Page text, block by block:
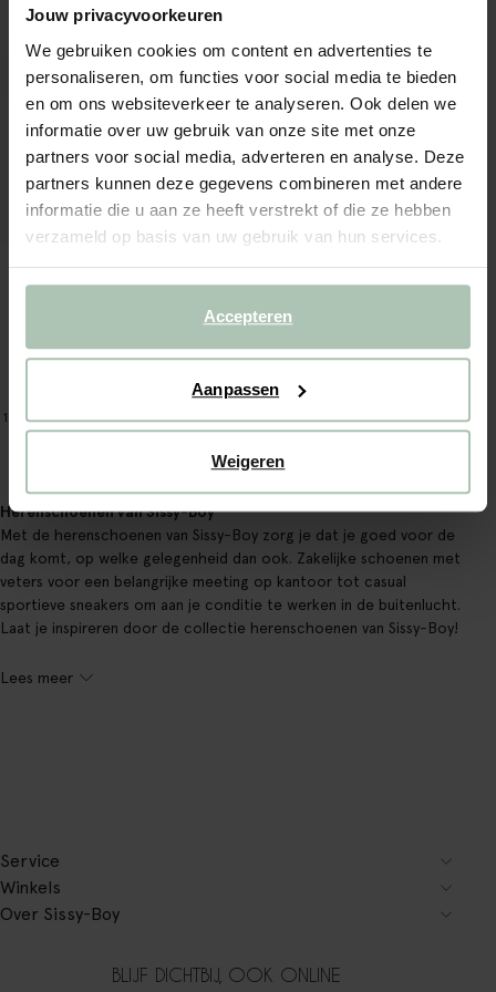
Jouw privacyvoorkeuren
We gebruiken cookies om content en advertenties te
personaliseren, om functies voor social media te bieden
en om ons websiteverkeer te analyseren. Ook delen we
informatie over uw gebruik van onze site met onze
partners voor social media, adverteren en analyse. Deze
partners kunnen deze gegevens combineren met andere
informatie die u aan ze heeft verstrekt of die ze hebben
verzameld op basis van uw gebruik van hun services.
Accepteren
Aanpassen
Weigeren
1 kleur
Herenschoenen van Sissy-Boy
Met de herenschoenen van Sissy-Boy zorg je dat je goed voor de
dag komt, op welke gelegenheid dan ook. Zakelijke schoenen met
veters voor een belangrijke meeting op kantoor tot casual
sportieve sneakers om aan je conditie te werken in de buitenlucht.
Laat je inspireren door de collectie herenschoenen van Sissy-Boy!
Lees meer
Service
Winkels
Over Sissy-Boy
BLIJF DICHTBIJ, OOK ONLINE